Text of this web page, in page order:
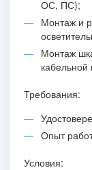
ОС, ПС);
Монтаж и
Монтаж
кабельной
Требования:
Опыт
Условия: